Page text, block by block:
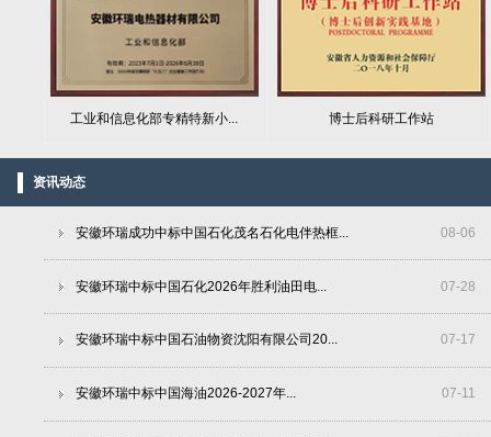
工业和信息化部专精特新小... 博士后科研工作站
资讯动态
08-06
安徽环瑞成功中标中国石化茂名石化电伴热框...
07-28
安徽环瑞中标中国石化2026年胜利油田电...
07-17
安徽环瑞中标中国石油物资沈阳有限公司20...
07-11
安徽环瑞中标中国海油2026-2027年...